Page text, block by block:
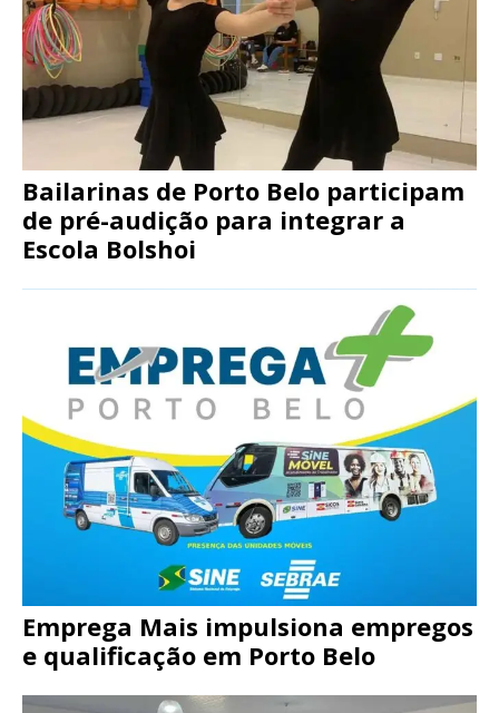
Bailarinas de Porto Belo participam
de pré-audição para integrar a
Escola Bolshoi
Emprega Mais impulsiona empregos
e qualificação em Porto Belo